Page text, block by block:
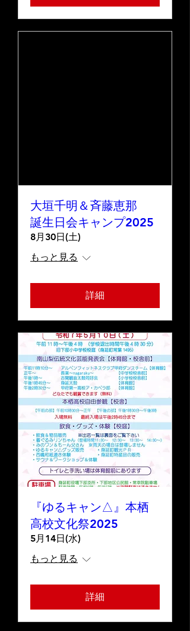
大垣千明＆斉藤恵那
誕生日会キャンプ2025
8月30日(土)
もっと見る
詳細
『ゆるキャン△』本栖
高校文化祭2025
5月14日(水)
もっと見る
詳細